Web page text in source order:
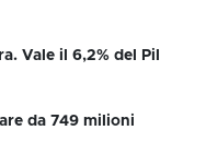
Vale il 6,2% del Pil
da 749 milioni